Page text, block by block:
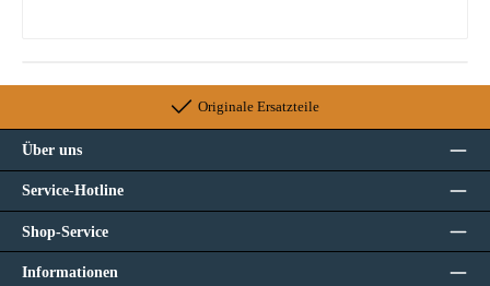
Originale Ersatzteile
Über uns
Service-Hotline
Shop-Service
Informationen